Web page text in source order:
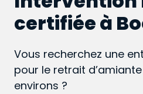
certifiée à
Vous recherchez une
pour le retrait
environs ?